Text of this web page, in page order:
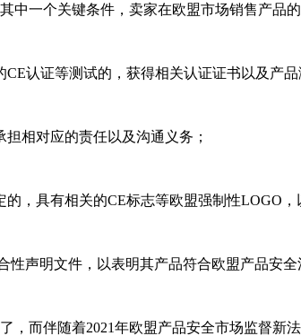
中一个关键条件，卖家在欧盟市场销售产品
认证等测试的，获得相关认证证书以及产品
相对应的责任以及沟通义务；
，具有相关的CE标志等欧盟强制性LOGO，
性声明文件，以表明其产品符合欧盟产品安全
，而伴随着2021年欧盟产品安全市场监督